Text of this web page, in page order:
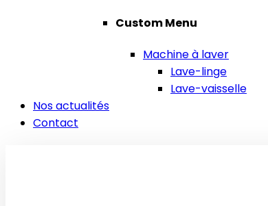
Custom Menu
Machine à laver
Lave-linge
Lave-vaisselle
Nos actualités
Contact